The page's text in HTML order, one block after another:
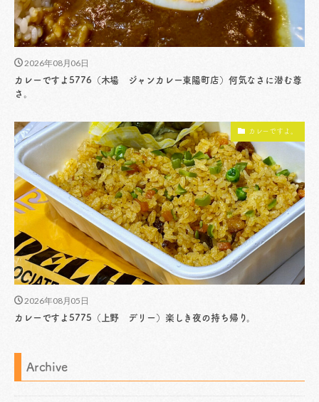
2026年08月06日
カレーですよ5776（木場 ジャンカレー東陽町店）何気なさに潜む尊
さ。
カレーですよ。
2026年08月05日
カレーですよ5775（上野 デリー）楽しき夜の持ち帰り。
Archive